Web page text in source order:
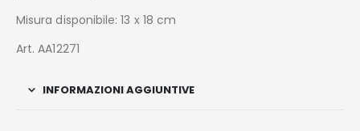
Misura disponibile: 13 x 18 cm
Art. AA12271
INFORMAZIONI AGGIUNTIVE